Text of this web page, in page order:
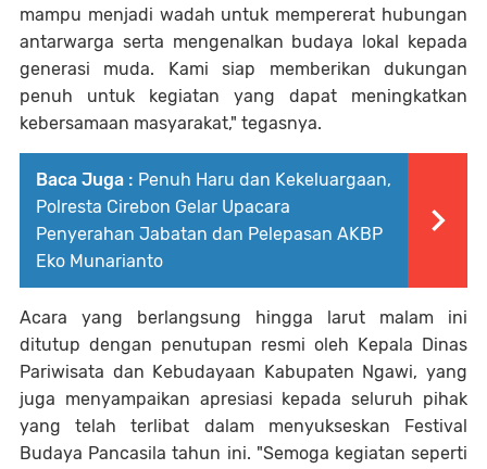
mampu menjadi wadah untuk mempererat hubungan
antarwarga serta mengenalkan budaya lokal kepada
generasi muda. Kami siap memberikan dukungan
penuh untuk kegiatan yang dapat meningkatkan
kebersamaan masyarakat," tegasnya.
Baca Juga : Penuh Haru dan Kekeluargaan,
Polresta Cirebon Gelar Upacara
Penyerahan Jabatan dan Pelepasan AKBP
Eko Munarianto
Acara yang berlangsung hingga larut malam ini
ditutup dengan penutupan resmi oleh Kepala Dinas
Pariwisata dan Kebudayaan Kabupaten Ngawi, yang
juga menyampaikan apresiasi kepada seluruh pihak
yang telah terlibat dalam menyukseskan Festival
Budaya Pancasila tahun ini. "Semoga kegiatan seperti